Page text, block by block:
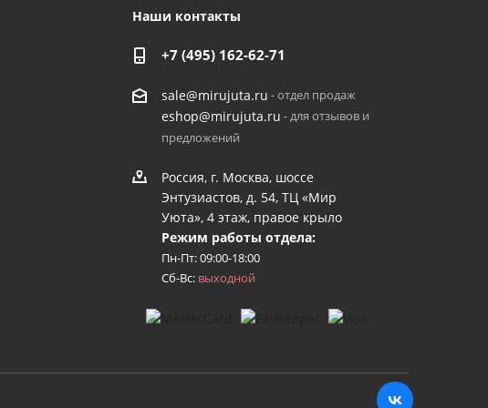
Наши контакты
+7 (495) 162-62-71
sale@mirujuta.ru - отдел продаж
eshop@mirujuta.ru - для отзывов и
предложений
Россия, г. Москва, шоссе
Энтузиастов, д. 54, ТЦ «Мир
Уюта», 4 этаж, правое крыло
Режим работы отдела:
Пн-Пт: 09:00-18:00
Сб-Вс: выходной